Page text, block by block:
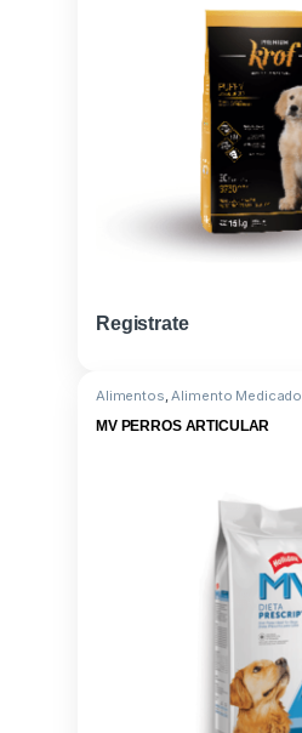
Registrate
Alimentos,Alimento Medicado
MV PERROS ARTICULAR